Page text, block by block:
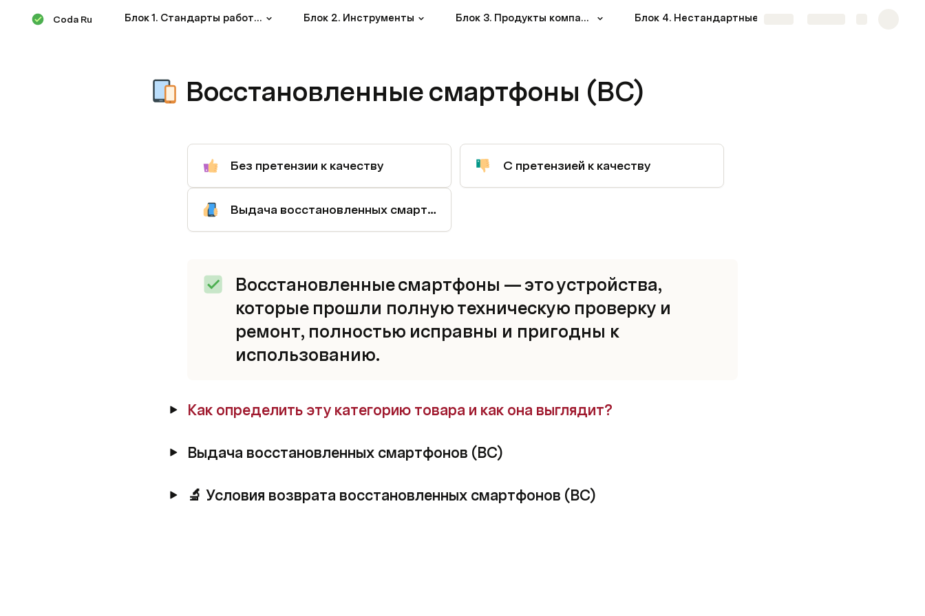
Coda Ru Блок 1. Стандарты работы сотрудника Блок 2. Инструменты Блок 3. Продукты компании
Восстановленные смартфоны (ВС)
Без претензии к качеству С претензией к качеству
Выдача восстановленных смартфонов (ВС)
Восстановленные смартфоны — это устройства,
которые прошли полную техническую проверку и
ремонт, полностью исправны и пригодны к
использованию.
Как определить эту категорию товара и как она выглядит?
Выдача восстановленных смартфонов (ВС)
🔬 Условия возврата восстановленных смартфонов (ВС)